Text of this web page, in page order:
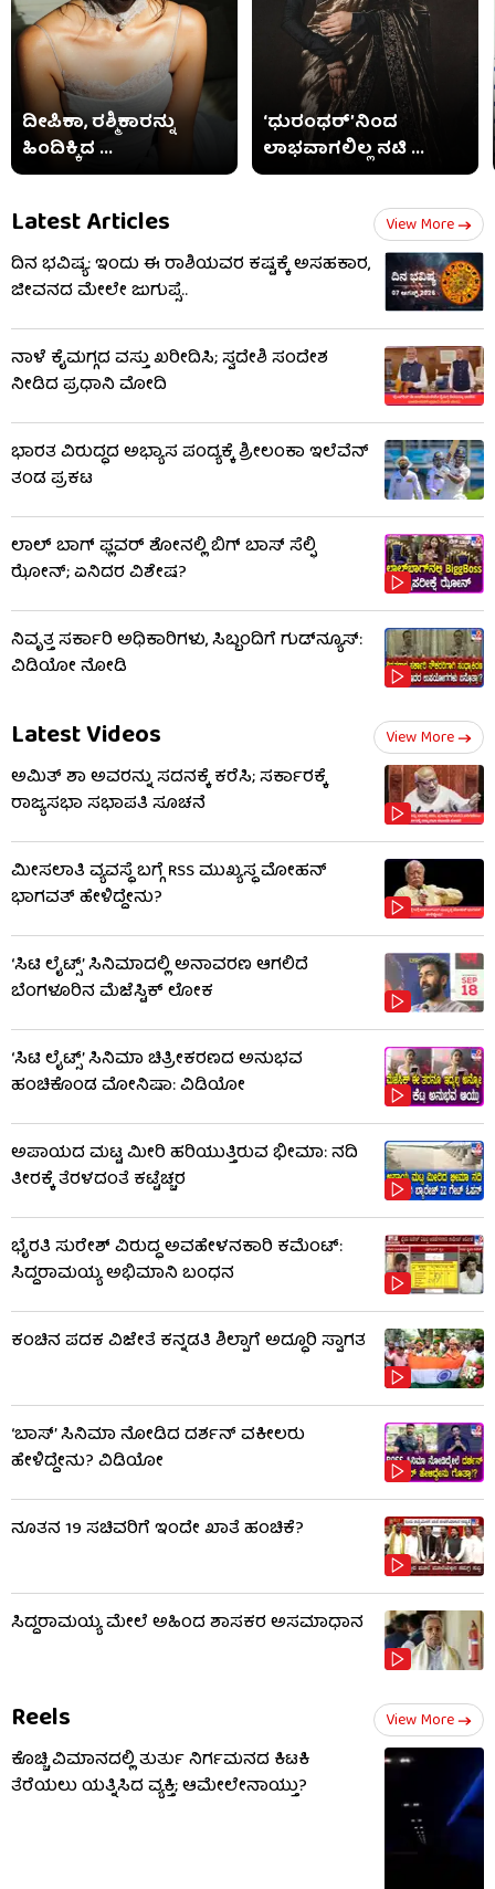
ದೀಪಿಕಾ, ರಶ್ಮಿಕಾರನ್ನು
ಹಿಂದಿಕ್ಕಿದ ...
‘ಧುರಂಧರ್’ನಿಂದ
ಲಾಭವಾಗಲಿಲ್ಲ ನಟಿ ...
Latest Articles View More
ದಿನ ಭವಿಷ್ಯ: ಇಂದು ಈ ರಾಶಿಯವರ ಕಷ್ಟಕ್ಕೆ ಅಸಹಕಾರ,
ಜೀವನದ ಮೇಲೇ ಜುಗುಪ್ಸೆ..
ನಾಳೆ ಕೈಮಗ್ಗದ ವಸ್ತು ಖರೀದಿಸಿ; ಸ್ವದೇಶಿ ಸಂದೇಶ
ನೀಡಿದ ಪ್ರಧಾನಿ ಮೋದಿ
ಭಾರತ ವಿರುದ್ಧದ ಅಭ್ಯಾಸ ಪಂದ್ಯಕ್ಕೆ ಶ್ರೀಲಂಕಾ ಇಲೆವೆನ್
ತಂಡ ಪ್ರಕಟ
ಲಾಲ್ ಬಾಗ್ ಫ್ಲವರ್ ಶೋನಲ್ಲಿ ಬಿಗ್ ಬಾಸ್ ಸೆಲ್ಫಿ
ಝೋನ್; ಏನಿದರ ವಿಶೇಷ?
ನಿವೃತ್ತ ಸರ್ಕಾರಿ ಅಧಿಕಾರಿಗಳು, ಸಿಬ್ಬಂದಿಗೆ ಗುಡ್​ನ್ಯೂಸ್:
ವಿಡಿಯೋ ನೋಡಿ
Latest Videos View More
ಅಮಿತ್ ಶಾ ಅವರನ್ನು ಸದನಕ್ಕೆ ಕರೆಸಿ; ಸರ್ಕಾರಕ್ಕೆ
ರಾಜ್ಯಸಭಾ ಸಭಾಪತಿ ಸೂಚನೆ
ಮೀಸಲಾತಿ ವ್ಯವಸ್ಥೆ ಬಗ್ಗೆ RSS​ ಮುಖ್ಯಸ್ಥ ಮೋಹನ್
ಭಾಗವತ್ ಹೇಳಿದ್ದೇನು?
‘ಸಿಟಿ ಲೈಟ್ಸ್’ ಸಿನಿಮಾದಲ್ಲಿ ಅನಾವರಣ ಆಗಲಿದೆ
ಬೆಂಗಳೂರಿನ ಮೆಜೆಸ್ಟಿಕ್ ಲೋಕ
‘ಸಿಟಿ ಲೈಟ್ಸ್’ ಸಿನಿಮಾ ಚಿತ್ರೀಕರಣದ ಅನುಭವ
ಹಂಚಿಕೊಂಡ ಮೋನಿಷಾ: ವಿಡಿಯೋ
ಅಪಾಯದ ಮಟ್ಟ ಮೀರಿ ಹರಿಯುತ್ತಿರುವ ಭೀಮಾ: ನದಿ
ತೀರಕ್ಕೆ ತೆರಳದಂತೆ ಕಟ್ಟೆಚ್ಚರ
ಭೈರತಿ ಸುರೇಶ್ ವಿರುದ್ಧ ಅವಹೇಳನಕಾರಿ ಕಮೆಂಟ್:
ಸಿದ್ದರಾಮಯ್ಯ ಅಭಿಮಾನಿ ಬಂಧನ
ಕಂಚಿನ ಪದಕ ವಿಜೇತೆ ಕನ್ನಡತಿ ಶಿಲ್ಪಾಗೆ ಅದ್ಧೂರಿ ಸ್ವಾಗತ
‘ಬಾಸ್’ ಸಿನಿಮಾ ನೋಡಿದ ದರ್ಶನ್ ವಕೀಲರು
ಹೇಳಿದ್ದೇನು? ವಿಡಿಯೋ
ನೂತನ 19 ಸಚಿವರಿಗೆ ಇಂದೇ ಖಾತೆ ಹಂಚಿಕೆ?
ಸಿದ್ದರಾಮಯ್ಯ ಮೇಲೆ ಅಹಿಂದ ಶಾಸಕರ ಅಸಮಾಧಾನ
Reels View More
ಕೊಚ್ಚಿ ವಿಮಾನದಲ್ಲಿ ತುರ್ತು ನಿರ್ಗಮನದ ಕಿಟಕಿ
ತೆರೆಯಲು ಯತ್ನಿಸಿದ ವ್ಯಕ್ತಿ; ಆಮೇಲೇನಾಯ್ತು?